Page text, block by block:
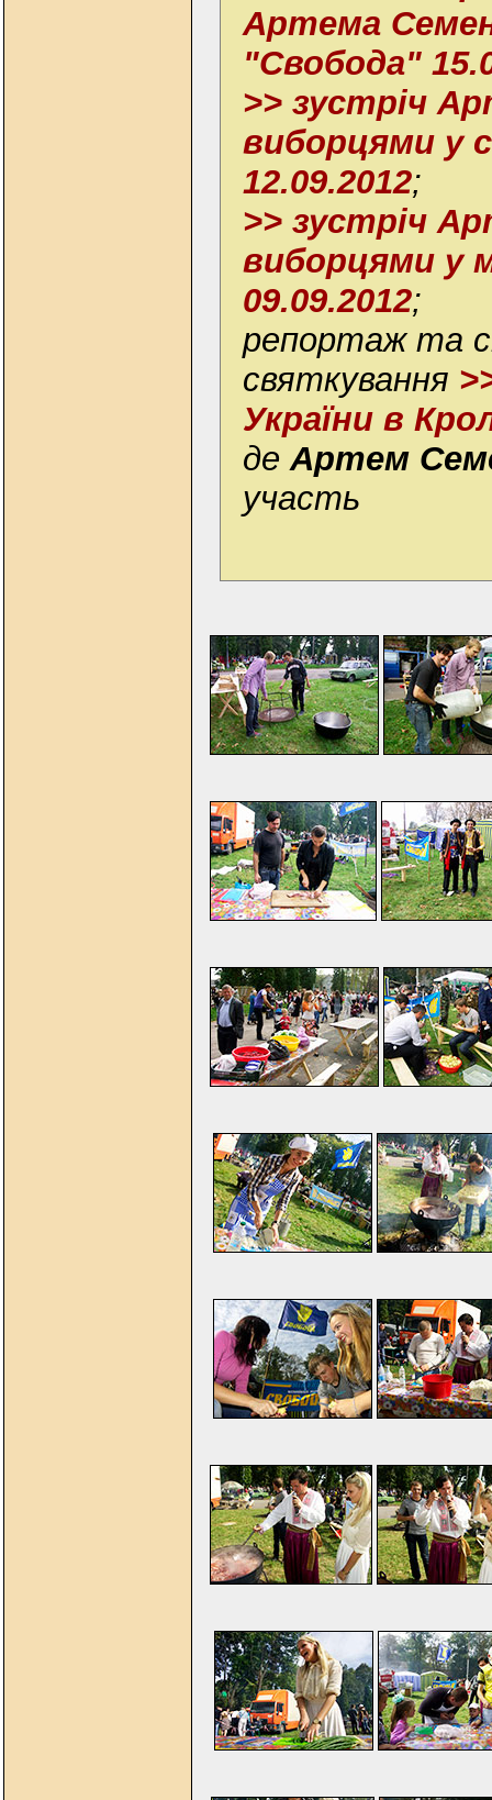
Артема
"Свобода"
>> зустріч
виборцями у
12.09.2012;
>> зустріч
виборцями у
09.09.2012;
репортаж та
святкування
України в
деАртем
участь